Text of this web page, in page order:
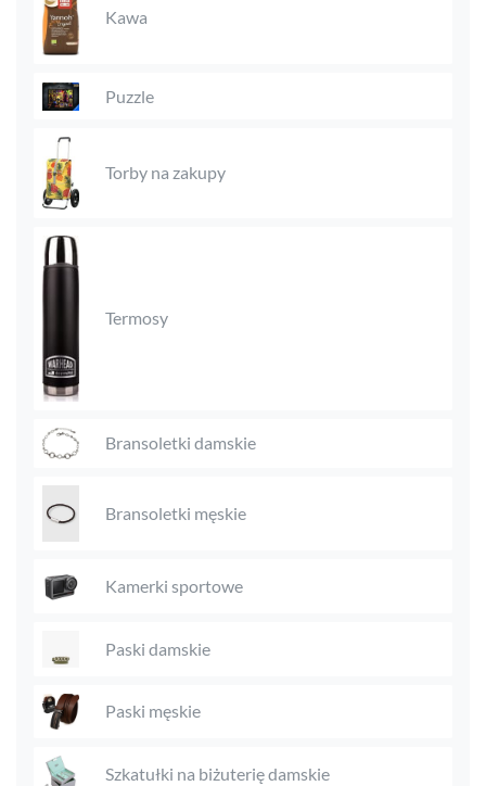
Kawa
Puzzle
Torby na zakupy
Termosy
Bransoletki damskie
Bransoletki męskie
Kamerki sportowe
Paski damskie
Paski męskie
Szkatułki na biżuterię damskie